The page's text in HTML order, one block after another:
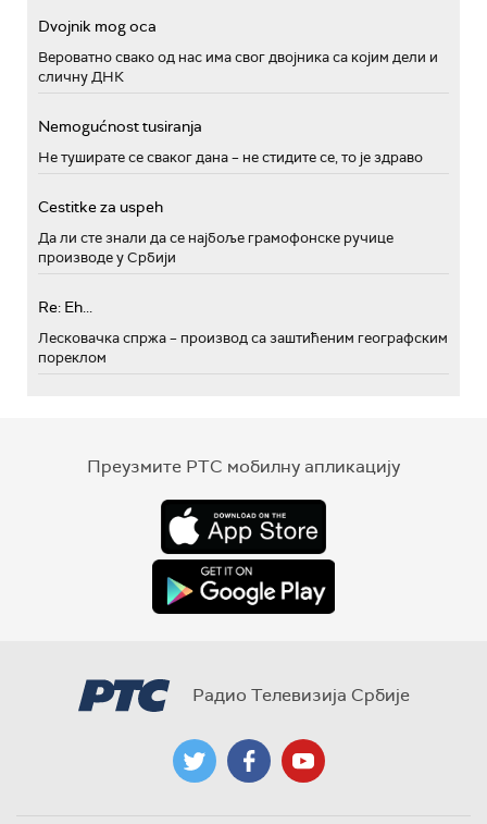
Dvojnik mog oca
Вероватно свако од нас има свог двојника са којим дели и
сличну ДНК
Nemogućnost tusiranja
Не туширате се сваког дана – не стидите се, то је здраво
Cestitke za uspeh
Да ли сте знали да се најбоље грамофонске ручице
производе у Србији
Re: Eh...
Лесковачка спржа – производ са заштићеним географским
пореклом
Преузмите РТС мобилну апликацију
Радио Телевизија Србије